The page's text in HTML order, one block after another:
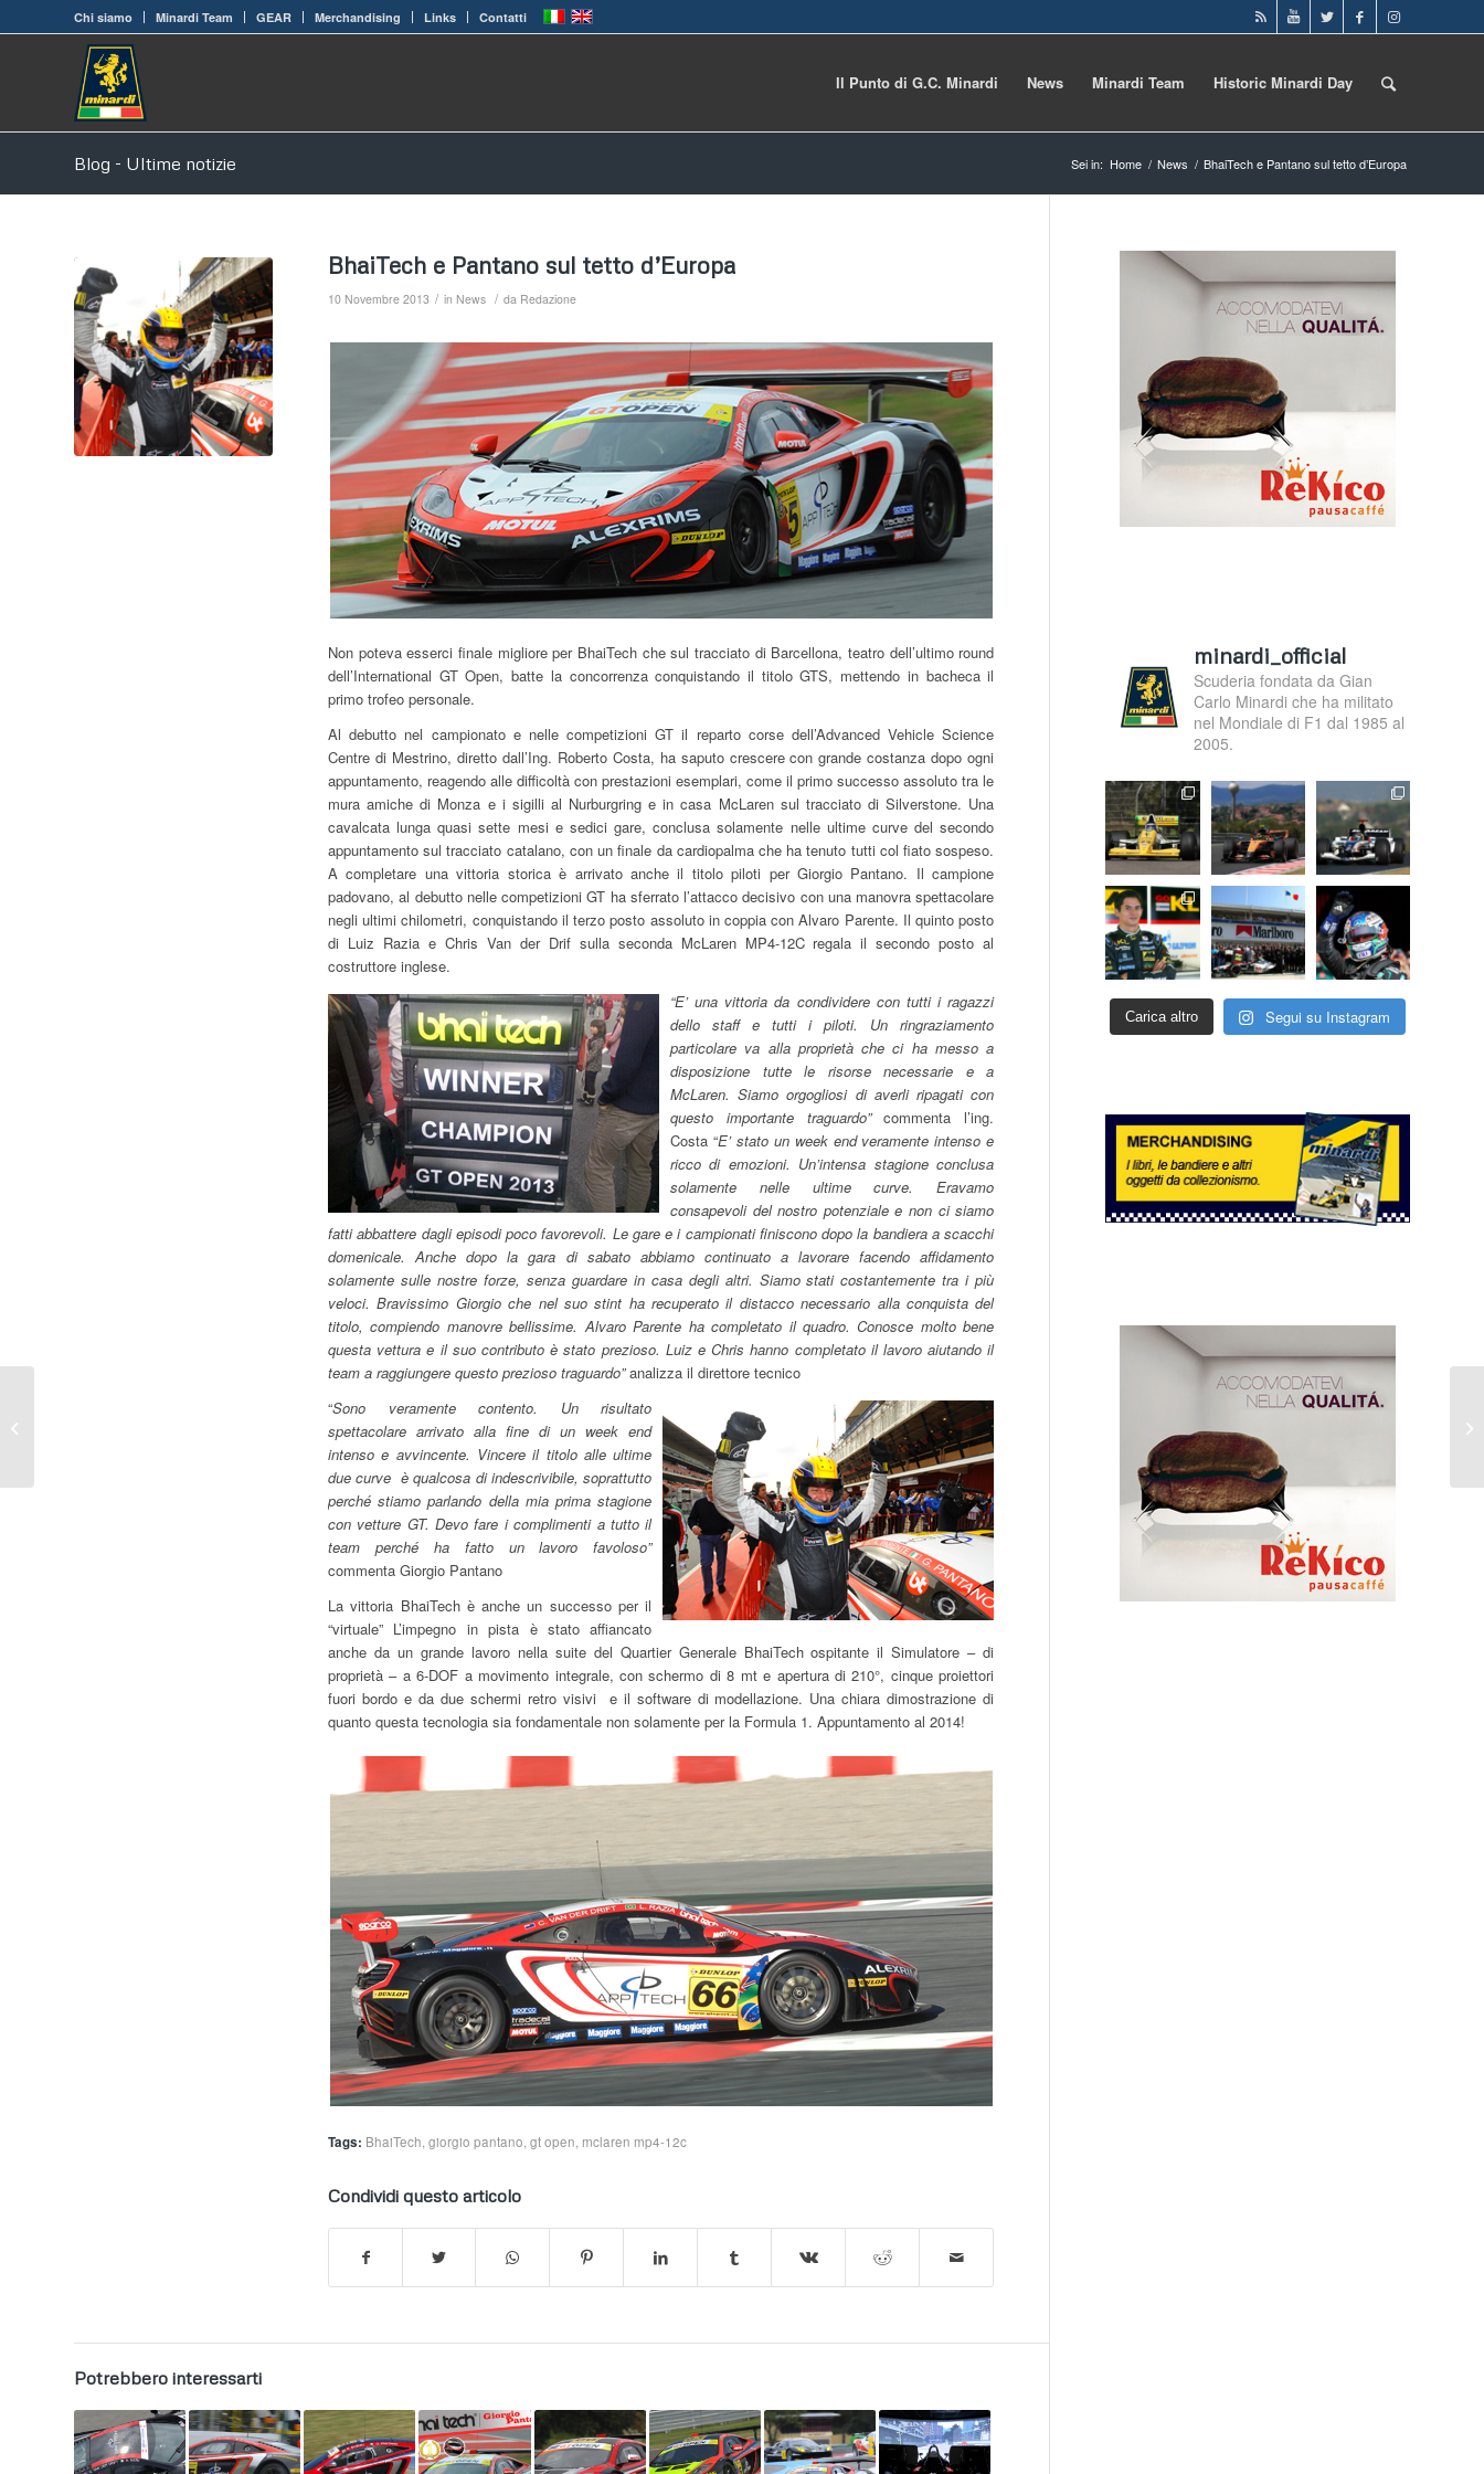
Chi siamo Minardi Team GEAR Merchandising Links Contatti
Il Punto di G.C. Minardi News Minardi Team Historic Minardi Day
Blog - Ultime notizie Sei in: Home / News / BhaiTech e Pantano sul tetto d’Europa
BhaiTech e Pantano sul tetto d’Europa
10 Novembre 2013 / in News / da Redazione
Non poteva esserci finale migliore per BhaiTech che sul tracciato di Barcellona, teatro dell’ultimo round
dell’International GT Open, batte la concorrenza conquistando il titolo GTS, mettendo in bacheca il
primo trofeo personale.
Al debutto nel campionato e nelle competizioni GT il reparto corse dell’Advanced Vehicle Science
Centre di Mestrino, diretto dall’Ing. Roberto Costa, ha saputo crescere con grande costanza dopo ogni
appuntamento, reagendo alle difficoltà con prestazioni esemplari, come il primo successo assoluto tra le
mura amiche di Monza e i sigilli al Nurburgring e in casa McLaren sul tracciato di Silverstone. Una
cavalcata lunga quasi sette mesi e sedici gare, conclusa solamente nelle ultime curve del secondo
appuntamento sul tracciato catalano, con un finale da cardiopalma che ha tenuto tutti col fiato sospeso.
A completare una vittoria storica è arrivato anche il titolo piloti per Giorgio Pantano. Il campione
padovano, al debutto nelle competizioni GT ha sferrato l’attacco decisivo con una manovra spettacolare
negli ultimi chilometri, conquistando il terzo posto assoluto in coppia con Alvaro Parente. Il quinto posto
di Luiz Razia e Chris Van der Drif sulla seconda McLaren MP4-12C regala il secondo posto al
costruttore inglese.
“E’ una vittoria da condividere con tutti i ragazzi
dello staff e tutti i piloti. Un ringraziamento
particolare va alla proprietà che ci ha messo a
disposizione tutte le risorse necessarie e a
McLaren. Siamo orgogliosi di averli ripagati con
questo importante traguardo”commenta l’ing.
Costa “E’ stato un week end veramente intenso e
ricco di emozioni. Un’intensa stagione conclusa
solamente nelle ultime curve. Eravamo
consapevoli del nostro potenziale e non ci siamo
fatti abbattere dagli episodi poco favorevoli. Le gare e i campionati finiscono dopo la bandiera a scacchi
domenicale. Anche dopo la gara di sabato abbiamo continuato a lavorare facendo affidamento
solamente sulle nostre forze, senza guardare in casa degli altri. Siamo stati costantemente tra i più
veloci. Bravissimo Giorgio che nel suo stint ha recuperato il distacco necessario alla conquista del
titolo, compiendo manovre bellissime. Alvaro Parente ha completato il quadro. Conosce molto bene
questa vettura e il suo contributo è stato prezioso. Luiz e Chris hanno completato il lavoro aiutando il
team a raggiungere questo prezioso traguardo”analizza il direttore tecnico
“Sono veramente contento. Un risultato
spettacolare arrivato alla fine di un week end
intenso e avvincente. Vincere il titolo alle ultime
due curve è qualcosa di indescrivibile, soprattutto
perché stiamo parlando della mia prima stagione
con vetture GT. Devo fare i complimenti a tutto il
team perché ha fatto un lavoro favoloso”
commenta Giorgio Pantano
La vittoria BhaiTech è anche un successo per il
“virtuale” L’impegno in pista è stato affiancato
anche da un grande lavoro nella suite del Quartier Generale BhaiTech ospitante il Simulatore – di
proprietà – a 6-DOF a movimento integrale, con schermo di 8 mt e apertura di 210°, cinque proiettori
fuori bordo e da due schermi retro visivi e il software di modellazione. Una chiara dimostrazione di
quanto questa tecnologia sia fondamentale non solamente per la Formula 1. Appuntamento al 2014!
Tags: BhaiTech,giorgio pantano,gt open, mclaren mp4-12c
Condividi questo articolo
Potrebbero interessarti
minardi_official
Scuderia fondata da Gian
Carlo Minardi che ha militato
nel Mondiale di F1 dal 1985 al
2005.
Carica altro Segui su Instagram